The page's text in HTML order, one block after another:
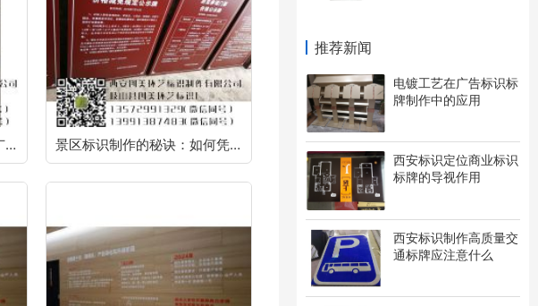
推荐新闻
电镀工艺在广告标识标
牌制作中的应用
西安标识定位商业标识
标牌的导视作用
西安标识制作高质量交
通标牌应注意什么
独具匠心，提升品牌形象的广告标识制作 景区标识制作的秘诀：如何凭借创意脱颖而出？